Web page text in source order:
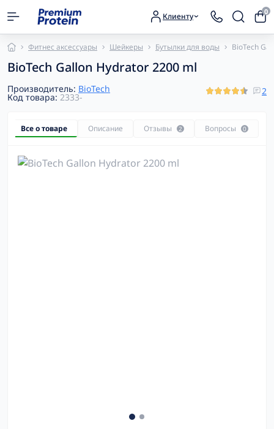
Клиенту 0
Фитнес аксессуары Шейкеры Бутылки для воды BioTech
BioTech Gallon Hydrator 2200 ml
Производитель: BioTech
Код товара: 2333-
2
Все о товаре Описание Отзывы 2 Вопросы 0